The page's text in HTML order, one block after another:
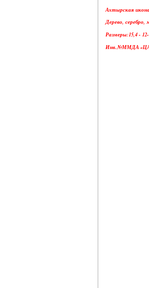
Ахтырская
Дерево, серебро,
Размеры:15,4 -
Инв.№ММДА